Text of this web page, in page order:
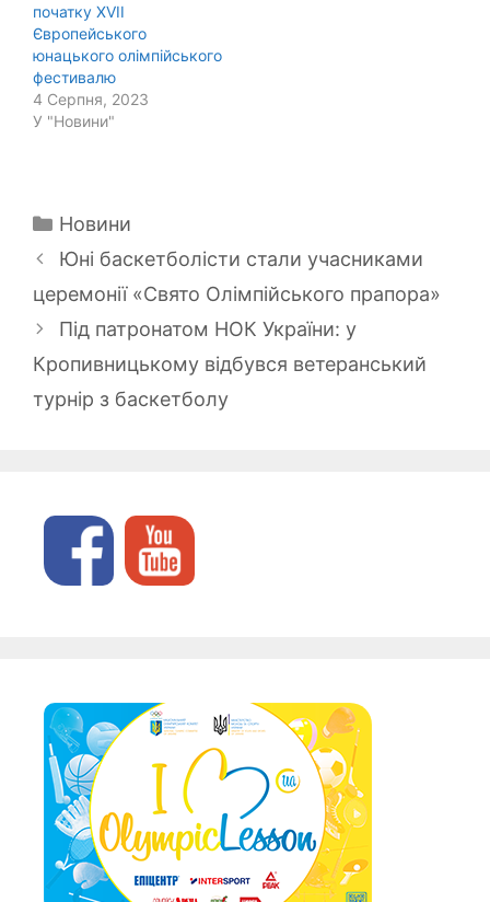
початку XVІІ
Європейського
юнацького олімпійського
фестивалю
4 Серпня, 2023
У "Новини"
Категорії
Новини
Юні баскетболісти стали учасниками
церемонії «Свято Олімпійського прапора»
Під патронатом НОК України: у
Кропивницькому відбувся ветеранський
турнір з баскетболу